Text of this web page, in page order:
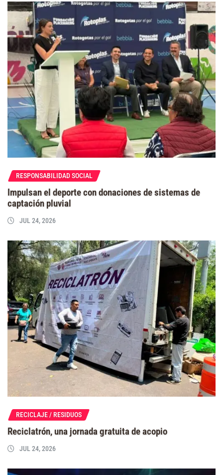
RESPONSABILIDAD SOCIAL
Impulsan el deporte con donaciones de sistemas de
captación pluvial
JUL 24, 2026
RECICLAJE / RESIDUOS
Reciclatrón, una jornada gratuita de acopio
JUL 24, 2026